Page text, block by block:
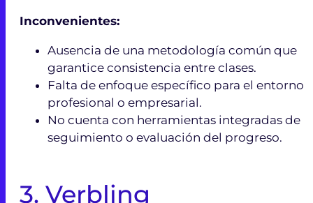
Inconvenientes:
Ausencia de una metodología común que
garantice consistencia entre clases.
Falta de enfoque específico para el entorno
profesional o empresarial.
No cuenta con herramientas integradas de
seguimiento o evaluación del progreso.
3. Verbling